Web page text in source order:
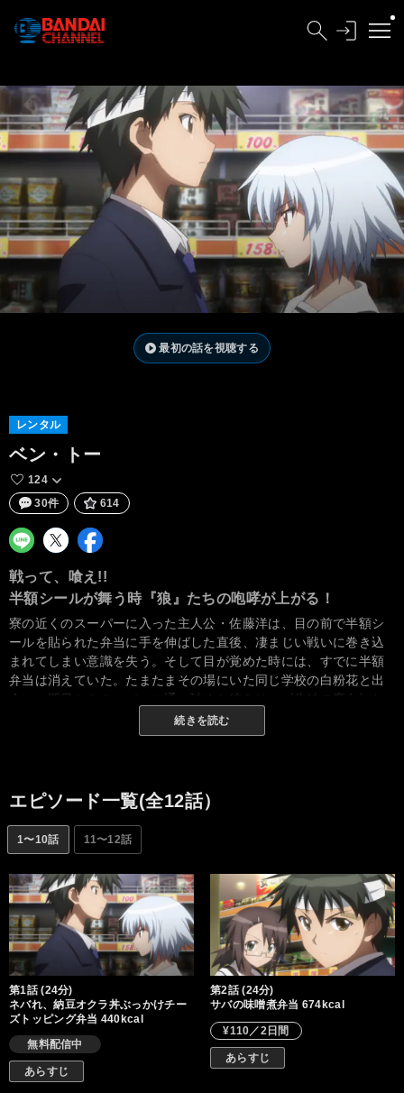
最初の話を視聴する
レンタル
ベン・トー
124
30件
614
戦って、喰え!!
半額シールが舞う時『狼』たちの咆哮が上がる！
寮の近くのスーパーに入った主人公・佐藤洋は、目の前で半額シ
ールを貼られた弁当に手を伸ばした直後、凄まじい戦いに巻き込
まれてしまい意識を失う。そして目が覚めた時には、すでに半額
弁当は消えていた。たまたまその場にいた同じ学校の白粉花と出
会い、翌日からスーパーに通い詰めた彼らは、《氷結の魔女》と
呼ばれる女生徒槍水仙からスーパーで起きている半額弁当を争奪
する人々の話を聞き、自らも半額弁当争奪戦に足を踏み入れるこ
続きを読む
エピソード一覧(全12話）
1〜10話 11〜12話
第1話 (24分)
ネバれ、納豆オクラ丼ぶっかけチー
ズトッピング弁当 440kcal
無料配信中
あらすじ
第2話 (24分)
サバの味噌煮弁当 674kcal
¥110／2日間
あらすじ